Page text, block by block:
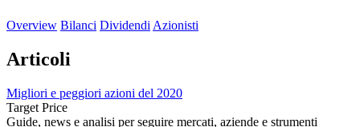
Overview Bilanci DividendiAzionisti
Articoli
Migliori e peggiori azioni del 2020
Target Price
Guide, news e analisi per seguire mercati, aziende e strumenti